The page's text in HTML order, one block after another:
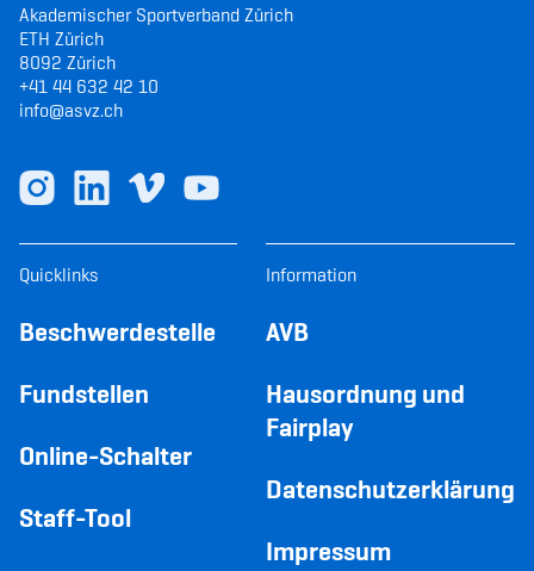
Akademischer Sportverband Zürich
ETH Zürich
8092 Zürich
+41 44 632 42 10
info@asvz.ch
Quicklinks
Beschwerdestelle
Fundstellen
Online-Schalter
Staff-Tool
Information
AVB
Hausordnung und
Fairplay
Datenschutzerklärung
Impressum